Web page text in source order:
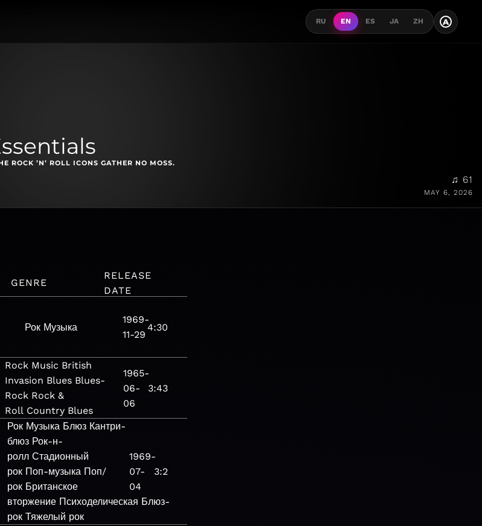
RU EN ES JA ZH A
ROCK ’N’ ROLL ICONS GATHER NO MOSS.
♫ 61
MAY 6, 2026
GENRE
RELEASE
DATE
Рок Музыка
1969-
11-29
4:30
Rock Music British
Invasion Blues Blues-
Rock Rock &
Roll Country Blues
1965-
06-
06
3:43
Рок Музыка Блюз Кантри-
блюз Рок-н-
ролл Стадионный
рок Поп-музыка Поп/
рок Британское
вторжение Психоделическая Блюз-
рок Тяжелый рок
1969-
07-
04
3:2